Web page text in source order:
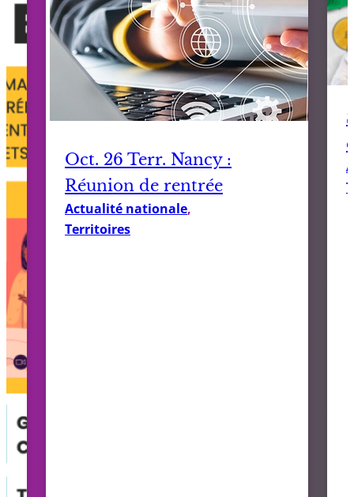
Oct. 26 Terr. Nancy :
Réunion de rentrée
Actualité nationale,
Territoires